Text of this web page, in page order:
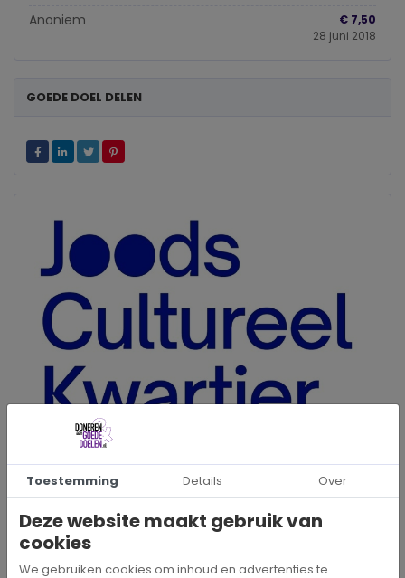
Anoniem
€ 7,50
28 juni 2018
GOEDE DOEL DELEN
INFORMATIE
Postbus 16737
1001 RE Amsterdam
Toestemming Details Over
Deze website maakt gebruik van
cookies
We gebruiken cookies om inhoud en advertenties te